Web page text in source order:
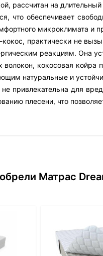
рассчитан на
что обеспечивает
микроклимата и
практически не
реакциям. Она
кокосовая койра
натуральные и
не привлекательна для
плесени, что
Матрас